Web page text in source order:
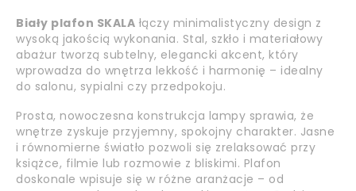
Biały plafon SKALA łączy minimalistyczny design z
wysoką jakością wykonania. Stal, szkło i materiałowy
abażur tworzą subtelny, elegancki akcent, który
wprowadza do wnętrza lekkość i harmonię – idealny
do salonu, sypialni czy przedpokoju.
Prosta, nowoczesna konstrukcja lampy sprawia, że
wnętrze zyskuje przyjemny, spokojny charakter. Jasne
i równomierne światło pozwoli się zrelaksować przy
książce, filmie lub rozmowie z bliskimi. Plafon
doskonale wpisuje się w różne aranżacje – od